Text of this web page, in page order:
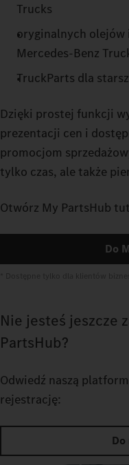
Trucks
oryginalnych
Mercedes‑Benz
TruckParts dla
Dzięki prostej funkcji
prezentacji cen i
promocjom
tylko czas, ale także
Otwórz My PartsHub
Do
Nie jesteś jeszcze
PartsHub?
Odwiedź naszą
rejestrację: